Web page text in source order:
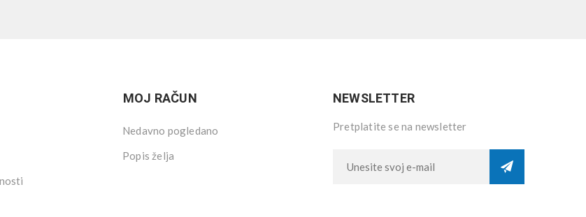
MOJ RAČUN
Nedavno pogledano
Popis želja
NEWSLETTER
Pretplatite se na newsletter